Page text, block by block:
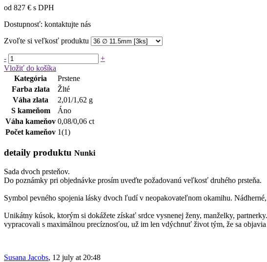
od 827 € s DPH
Dostupnosť: kontaktujte nás
Zvoľte si veľkosť produktu
-
+
Vložiť do košíka
Kategória
Prstene
Farba zlata
Žlté
Váha zlata
2,01/1,62 g
S kameňom
Áno
Váha kameňov 0,08/0,06 ct
Počet kameňov 1(1)
detaily produktu Nunki
Sada dvoch prsteňov.
Do poznámky pri objednávke prosím uveďte požadovanú veľkosť druhého prsteňa.
Symbol pevného spojenia lásky dvoch ľudí v neopakovateľnom okamihu.
Unikátny kúsok, ktorým si dokážete získať srdce vysnenej ženy, manželky,
vypracovali s maximálnou precíznosťou, už im len vdýchnuť život tým, že sa objavia
Susana Jacobs, 12 july at 20:48